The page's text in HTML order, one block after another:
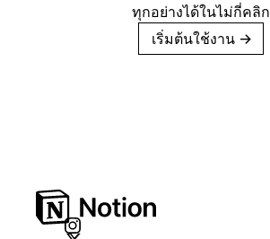
ทุกอย่างได้ในไม่กี่คลิก
เริ่มต้นใช้งาน →